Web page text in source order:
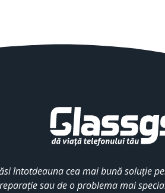
întotdeauna cea mai bună soluție
sau de o problema mai